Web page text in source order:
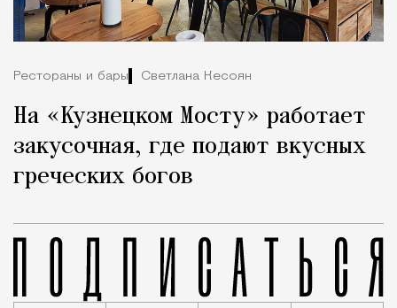
Рестораны и бары Светлана Кесоян
На «Кузнецком Мосту» работает
закусочная, где подают вкусных
греческих богов